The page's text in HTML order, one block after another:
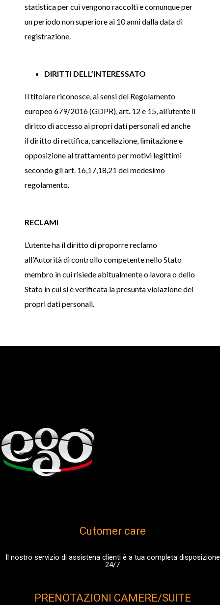
statistica per cui vengono raccolti e comunque per
un periodo non superiore ai 10 anni dalla data di
registrazione.
DIRITTI DELL’INTERESSATO
Il titolare riconosce, ai sensi del Regolamento
europeo 679/2016 (GDPR), art. 12 e 15, all’utente il
diritto di accesso ai propri dati personali ed anche
il diritto di rettifica, cancellazione, limitazione e
opposizione al trattamento per motivi legittimi
secondo gli art. 16,17,18,21 del medesimo
regolamento.
RECLAMI
L’utente ha il diritto di proporre reclamo
all’Autorità di controllo competente nello Stato
membro in cui risiede abitualmente o lavora o dello
Stato in cui si è verificata la presunta violazione dei
propri dati personali.
Cutomer care
Il nostro servizio di assistena clienti è a tua completa disposizione
24/7
PRENOTAZIONI CAMERE/SUITE